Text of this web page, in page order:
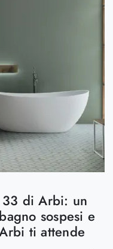
33 di Arbi: un
sospesi e
ti attende